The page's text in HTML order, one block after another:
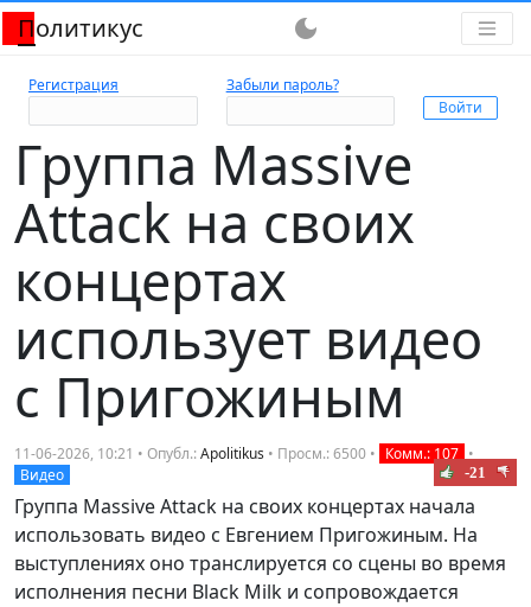
Политикус dark_mode
Регистрация Забыли пароль?
Группа Massive
Attack на своих
концертах
использует видео
с Пригожиным
11-06-2026, 10:21 • Опубл.:Apolitikus • Просм.: 6500 • Комм.: 107 •
Видео
-21
Группа Massive Attack на своих концертах начала
использовать видео с Евгением Пригожиным. На
выступлениях оно транслируется со сцены во время
исполнения песни Black Milk и сопровождается